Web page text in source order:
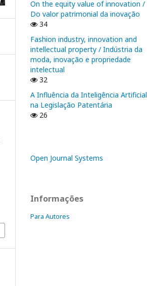
On the equity value of innovation /
Do valor patrimonial da inovação
34
Fashion industry, innovation and
intellectual property / Indústria da
moda, inovação e propriedade
intelectual
32
A Influência da Inteligência Artificial
na Legislação Patentária
26
Open Journal Systems
Informações
Para Autores